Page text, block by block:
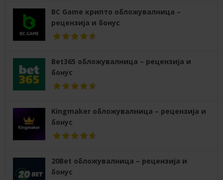
BC Game крипто обложувалница –
рецензија и бонус
Bet365 обложувалница – рецензија и
бонус
Kingmaker обложувалница – рецензија и
бонус
20Bet обложувалница – рецензија и
бонус